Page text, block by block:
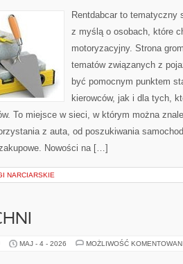
Rentdabcar to tematyczny
z myślą o osobach, które
motoryzacyjny. Strona
tematów związanych z
być pomocnym punktem
kierowców, jak i dla tych,
To miejsce w sieci, w którym można
z auta, od poszukiwania
Nowości na […]
NARCIARSKIE
MAJ - 4 - 2026 MOŻLIWOŚĆ